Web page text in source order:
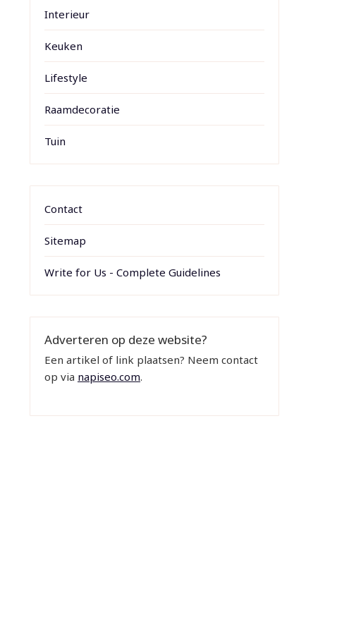
Interieur
Keuken
Lifestyle
Raamdecoratie
Tuin
Contact
Sitemap
Write for Us - Complete Guidelines
Adverteren op deze website?
Een artikel of link plaatsen? Neem contact
op via napiseo.com.